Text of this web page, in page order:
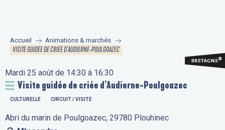
principal
Accueil Animations & marchés
VISITE GUIDÉE DE CRIÉE D’AUDIERNE-POULGOAZEC
Mardi 25 août de 14:30 à 16:30
Visite guidée de criée d’Audierne-Poulgoazec
CULTURELLE CIRCUIT / VISITE
Abri du marin de Poulgoazec, 29780 Plouhinec